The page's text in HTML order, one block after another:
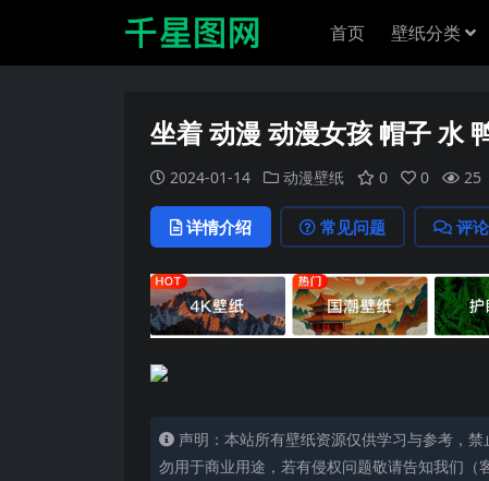
首页 壁纸分类
坐着 动漫 动漫女孩 帽子 水
2024-01-14 动漫壁纸 0 0 25
详情介绍 常见问题 评
声明：本站所有壁纸资源仅供学习与参考，
勿用于商业用途，若有侵权问题敬请告知我们